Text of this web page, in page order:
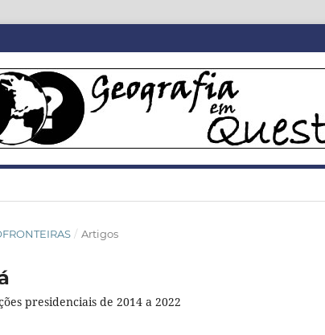
/ Artigos
presidenciais de 2014 a 2022